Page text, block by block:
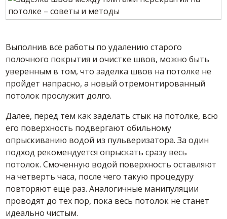
Выполнив все работы по удалению старого
полочного покрытия и очистке швов, можно быть
уверенным в том, что заделка швов на потолке не
пройдет напрасно, а новый отремонтированный
потолок прослужит долго.
Далее, перед тем как заделать стык на потолке, всю
его поверхность подвергают обильному
опрыскиванию водой из пульверизатора. За один
подход рекомендуется опрыскать сразу весь
потолок. Смоченную водой поверхность оставляют
на четверть часа, после чего такую процедуру
повторяют еще раз. Аналогичные манипуляции
проводят до тех пор, пока весь потолок не станет
идеально чистым.